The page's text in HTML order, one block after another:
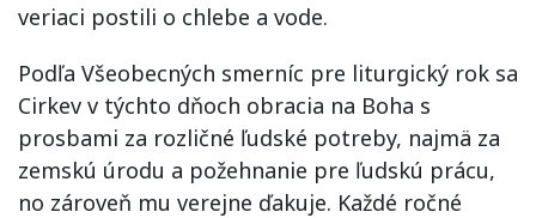
veriaci postili o chlebe a vode.
Podľa Všeobecných smerníc pre liturgický rok sa
Cirkev v týchto dňoch obracia na Boha s
prosbami za rozličné ľudské potreby, najmä za
zemskú úrodu a požehnanie pre ľudskú prácu,
no zároveň mu verejne ďakuje. Každé ročné